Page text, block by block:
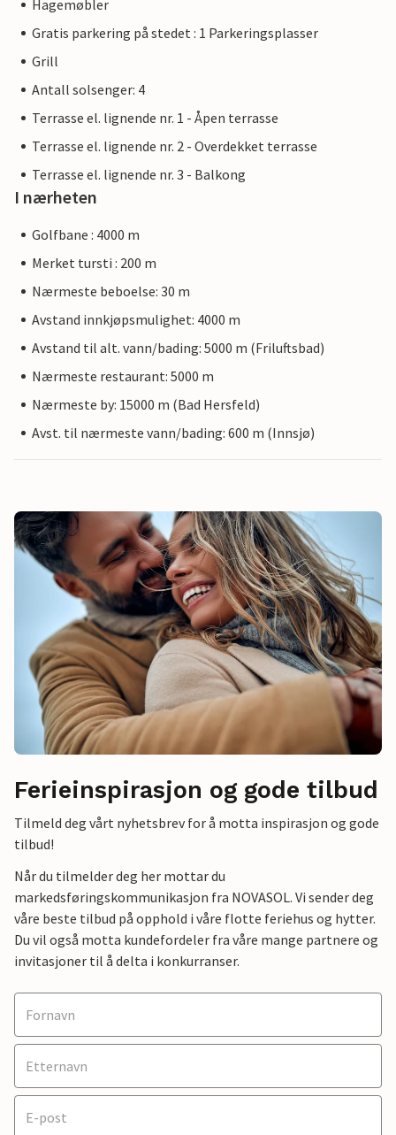
Hagemøbler
Gratis parkering på stedet : 1 Parkeringsplasser
Grill
Antall solsenger: 4
Terrasse el. lignende nr. 1 - Åpen terrasse
Terrasse el. lignende nr. 2 - Overdekket terrasse
Terrasse el. lignende nr. 3 - Balkong
I nærheten
Golfbane : 4000 m
Merket tursti : 200 m
Nærmeste beboelse: 30 m
Avstand innkjøpsmulighet: 4000 m
Avstand til alt. vann/bading: 5000 m (Friluftsbad)
Nærmeste restaurant: 5000 m
Nærmeste by: 15000 m (Bad Hersfeld)
Avst. til nærmeste vann/bading: 600 m (Innsjø)
Ferieinspirasjon og gode tilbud
Tilmeld deg vårt nyhetsbrev for å motta inspirasjon og gode
tilbud!
Når du tilmelder deg her mottar du
markedsføringskommunikasjon fra NOVASOL. Vi sender deg
våre beste tilbud på opphold i våre flotte feriehus og hytter.
Du vil også motta kundefordeler fra våre mange partnere og
invitasjoner til å delta i konkurranser.